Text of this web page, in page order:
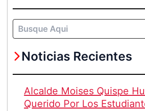
Noticias Recientes
Alcalde Moises Quispe
Querido Por Los